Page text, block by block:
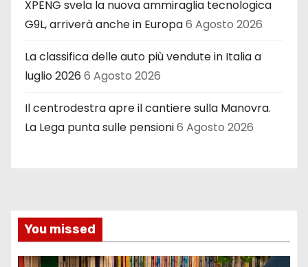
XPENG svela la nuova ammiraglia tecnologica
G9L, arriverà anche in Europa6 Agosto 2026
La classifica delle auto più vendute in Italia a
luglio 2026 6 Agosto 2026
Il centrodestra apre il cantiere sulla Manovra.
La Lega punta sulle pensioni6 Agosto 2026
You missed